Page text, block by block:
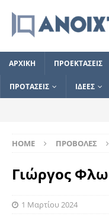
ΑΡΧΙΚΗ ΠΡΟΕΚΤΑΣΕΙΣ
ΠΡΟΤΑΣΕΙΣ ΙΔΕΕΣ
HOME ΠΡΟΒΟΛΕΣ
Γιώργος
1 Μαρτίου 2024